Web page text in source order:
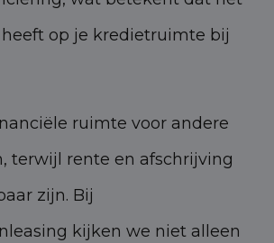
op je kredietruimte bij
ruimte voor andere
terwijl rente en afschrijving
zijn. Bij
kijken we niet alleen